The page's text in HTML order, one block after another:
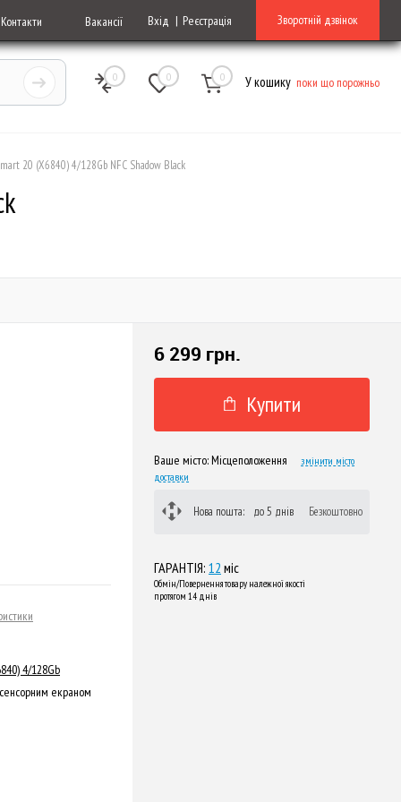
Контакти Вакансії Вхід Реєстрація Зворотній дзвінок
0 0 0 У кошику поки що порожньо
20 (X6840) 4/128Gb NFC Shadow Black
4/128Gb
екраном
6 299 грн.
Купити
Ваше місто:Місцеположення
змінити місто
доставки
Нова пошта: до 5 днів Безкоштовно
ГАРАНТІЯ: 12 міс
Обмін/Повернення товару належної якості
протягом 14 днів